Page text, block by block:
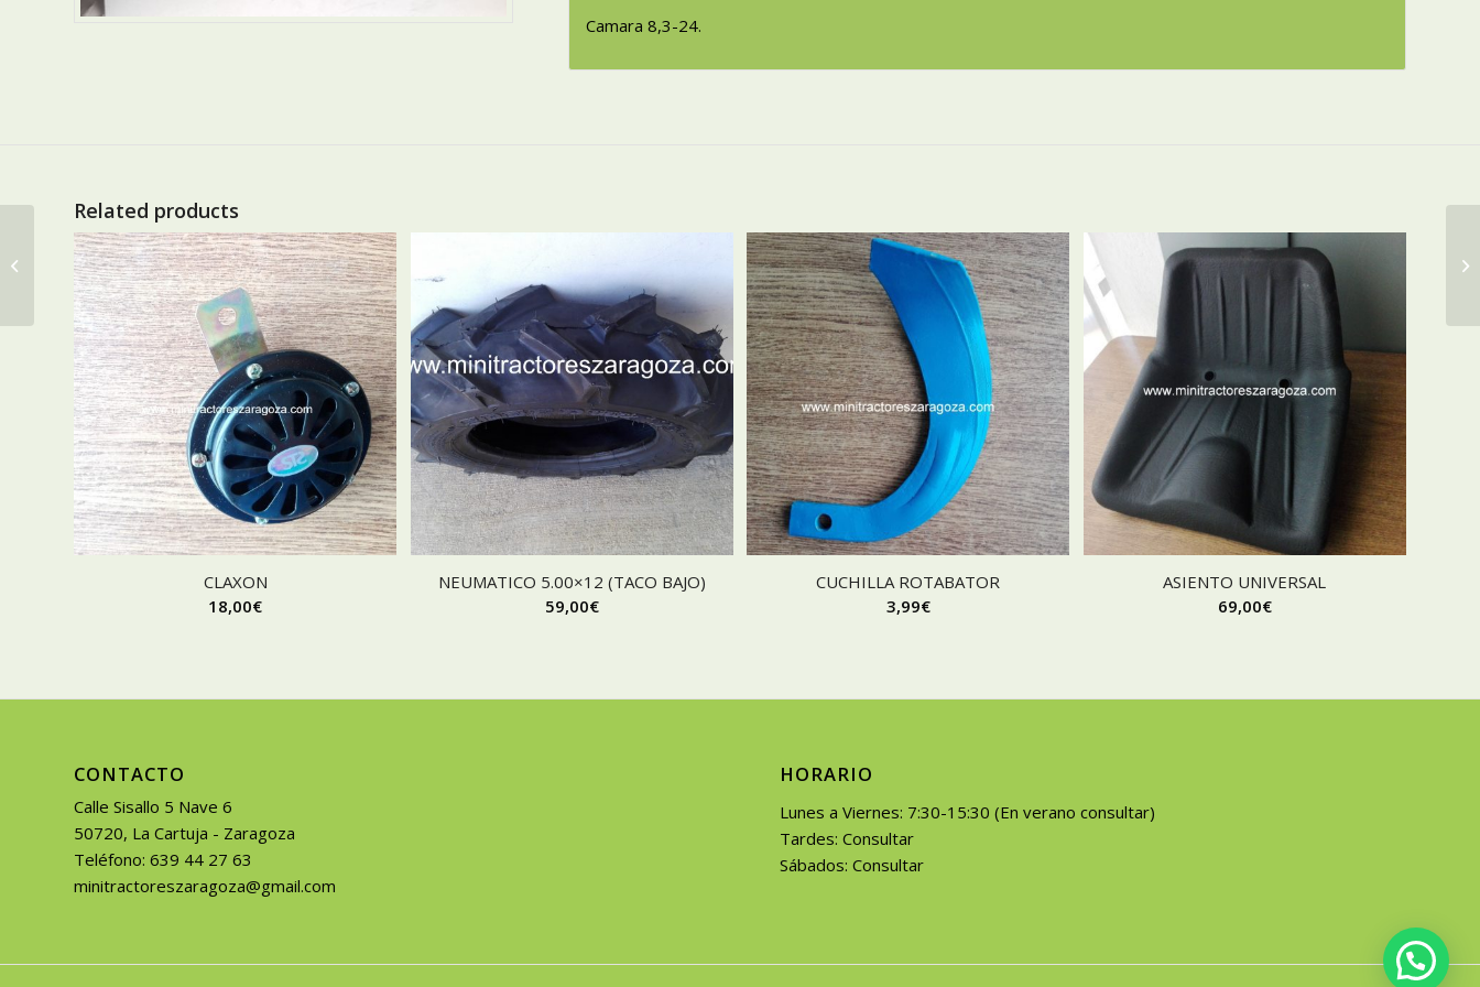
Camara 8,3-24.
Related products
CLAXON
18,00€
NEUMATICO 5.00×12 (TACO BAJO)
59,00€
CUCHILLA ROTABATOR
3,99€
ASIENTO UNIVERSAL
69,00€
CONTACTO
Calle Sisallo 5 Nave 6
50720, La Cartuja - Zaragoza
Teléfono: 639 44 27 63
minitractoreszaragoza@gmail.com
HORARIO
Lunes a Viernes: 7:30-15:30 (En verano consultar)
Tardes: Consultar
Sábados: Consultar
CAMARA 8,3-22